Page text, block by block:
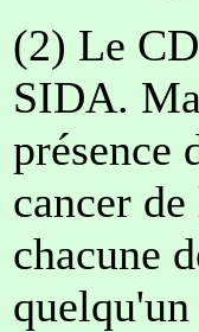
(2) Le
SIDA.
présence
cancer
chacune